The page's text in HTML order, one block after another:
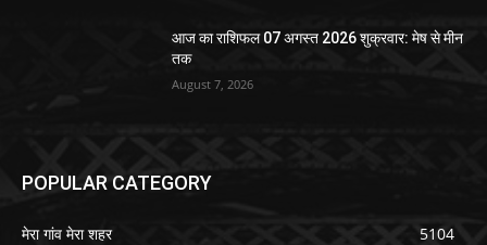
आज का राशिफल 07 अगस्त 2026 शुक्रवार: मेष से मीन
तक
August 7, 2026
POPULAR CATEGORY
मेरा गांव मेरा शहर
5104